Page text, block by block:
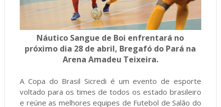
Náutico Sangue de Boi enfrentará no
próximo dia 28 de abril, Bregafó do Pará na
Arena Amadeu Teixeira.
A Copa do Brasil Sicredi é um evento de esporte
voltado para os times de todos os estado brasileiro
e reúne as melhores equipes de Futebol de Salão do